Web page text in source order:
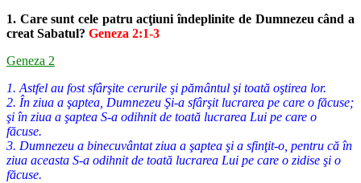
1. Care sunt cele patru acţiuni îndeplinite de Dumnezeu când a
creat Sabatul? Geneza 2:1-3
Geneza 2
1. Astfel au fost sfârşite cerurile şi pământul şi toată oştirea lor.
2. În ziua a şaptea, Dumnezeu Şi-a sfârşit lucrarea pe care o făcuse;
şi în ziua a şaptea S-a odihnit de toată lucrarea Lui pe care o
făcuse.
3. Dumnezeu a binecuvântat ziua a şaptea şi a sfinţit-o, pentru că în
ziua aceasta S-a odihnit de toată lucrarea Lui pe care o zidise şi o
făcuse.